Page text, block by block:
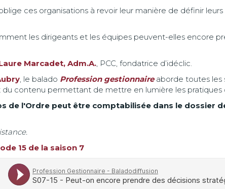
ces organisations à revoir leur manière de définir
les dirigeants et les équipes peuvent-elles encore
Marcadet, Adm.A., PCC, fondatrice d’idéclic.
, le balado Profession gestionnaireaborde toutes les
contenu permettant de mettre en lumière les pratiques
de l'Ordre peut être comptabilisée dans le dossier
15 de la saison 7